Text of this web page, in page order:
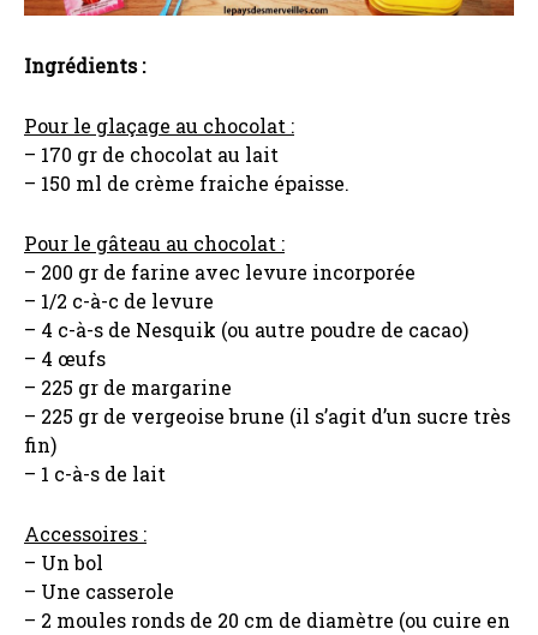
Ingrédients :
Pour le glaçage au chocolat :
– 170 gr de chocolat au lait
– 150 ml de crème fraiche épaisse.
Pour le gâteau au chocolat :
– 200 gr de farine avec levure incorporée
– 1/2 c-à-c de levure
– 4 c-à-s de Nesquik (ou autre poudre de cacao)
– 4 œufs
– 225 gr de margarine
– 225 gr de vergeoise brune (il s’agit d’un sucre très
fin)
– 1 c-à-s de lait
Accessoires :
– Un bol
– Une casserole
– 2 moules ronds de 20 cm de diamètre (ou cuire en